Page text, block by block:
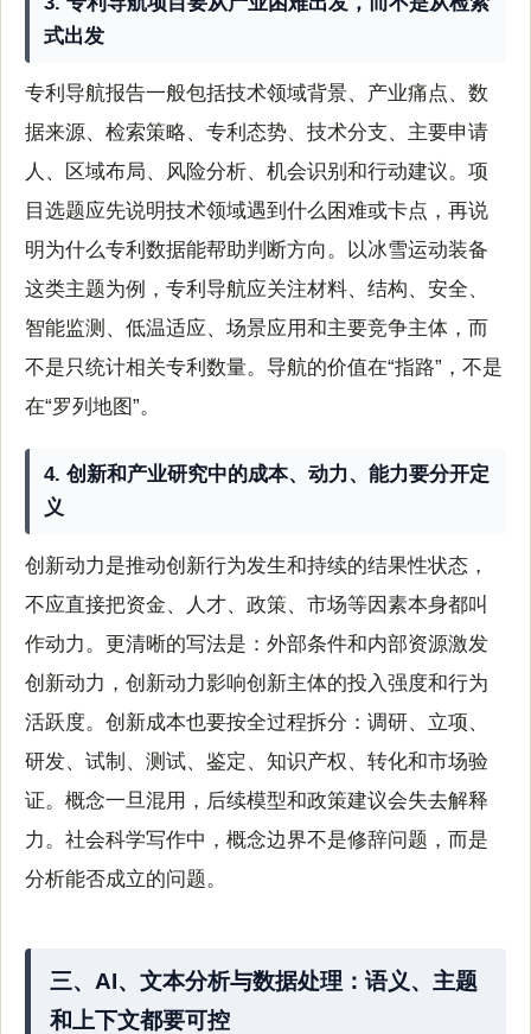
式出发
专利导航报告一般包括技术领域背景、产业痛点、数
据来源、检索策略、专利态势、技术分支、主要申请
人、区域布局、风险分析、机会识别和行动建议。项
目选题应先说明技术领域遇到什么困难或卡点，再说
明为什么专利数据能帮助判断方向。以冰雪运动装备
这类主题为例，专利导航应关注材料、结构、安全、
智能监测、低温适应、场景应用和主要竞争主体，而
不是只统计相关专利数量。导航的价值在“指路”，不是
在“罗列地图”。
4. 创新和产业研究中的成本、动力、能力要分开定
义
创新动力是推动创新行为发生和持续的结果性状态，
不应直接把资金、人才、政策、市场等因素本身都叫
作动力。更清晰的写法是：外部条件和内部资源激发
创新动力，创新动力影响创新主体的投入强度和行为
活跃度。创新成本也要按全过程拆分：调研、立项、
研发、试制、测试、鉴定、知识产权、转化和市场验
证。概念一旦混用，后续模型和政策建议会失去解释
力。社会科学写作中，概念边界不是修辞问题，而是
分析能否成立的问题。
三、AI、文本分析与数据处理：语义、主题
和上下文都要可控